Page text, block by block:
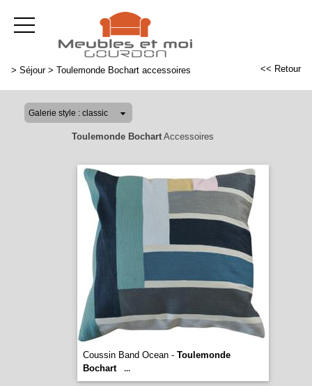
> Séjour> Toulemonde Bochart accessoires << Retour
Toulemonde BochartAccessoires
Coussin Band Ocean - Toulemonde
Bochart
...